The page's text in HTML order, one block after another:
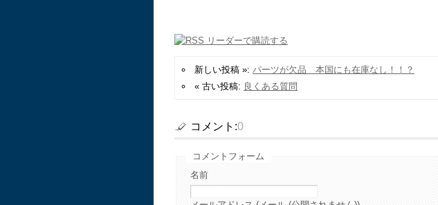
新しい投稿 »: パーツが欠品 本国にも在庫なし！！？
« 古い投稿: 良くある質問
コメント:0
コメントフォーム
名前